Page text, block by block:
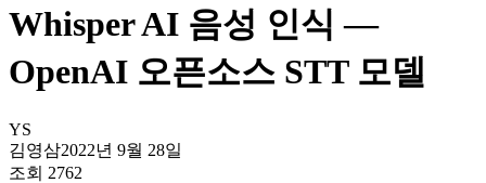
Whisper AI 음성 인식 —
OpenAI 오픈소스 STT 모델
YS
김영삼2022년 9월 28일
조회 2762